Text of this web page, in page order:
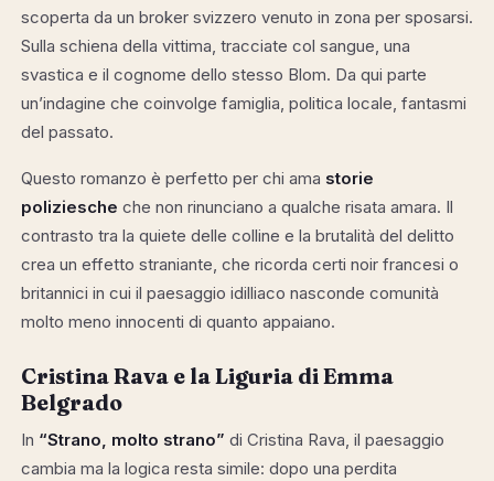
scoperta da un broker svizzero venuto in zona per sposarsi.
Sulla schiena della vittima, tracciate col sangue, una
svastica e il cognome dello stesso Blom. Da qui parte
un’indagine che coinvolge famiglia, politica locale, fantasmi
del passato.
Questo romanzo è perfetto per chi ama storie
poliziesche che non rinunciano a qualche risata amara. Il
contrasto tra la quiete delle colline e la brutalità del delitto
crea un effetto straniante, che ricorda certi noir francesi o
britannici in cui il paesaggio idilliaco nasconde comunità
molto meno innocenti di quanto appaiano.
Cristina Rava e la Liguria di Emma
Belgrado
In “Strano, molto strano” di Cristina Rava, il paesaggio
cambia ma la logica resta simile: dopo una perdita